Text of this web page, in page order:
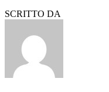
SCRITTO DA